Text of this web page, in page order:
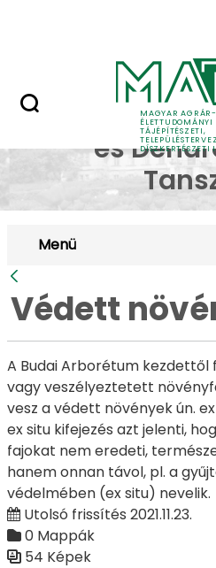
MAGYAR AGRÁR-
ÉLETTUDOMÁNYI
TÁJÉPÍTÉSZETI,
DÍSZKERTÉSZETI
Védett
és
Menü
Vissza
Védett
A Budai Arborétum kezdettől
vagy veszélyeztetett
vesz a védett növények ún.
ex situ kifejezés azt jelenti,
fajokat nem eredeti,
hanem onnan távol, pl. a
védelmében (ex situ) nevelik.
Utolsó frissítés 2021.11.23.
0 Mappák
54 Képek